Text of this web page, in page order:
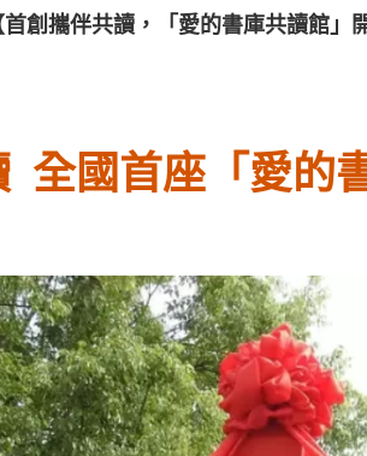
創攜伴共讀，「愛的書庫共讀館」
全國首座「愛的